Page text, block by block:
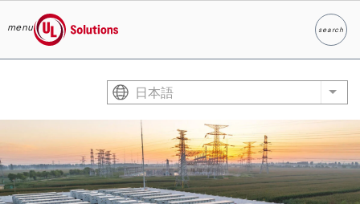
menu
UL Solutions
search
検索
日本語 List